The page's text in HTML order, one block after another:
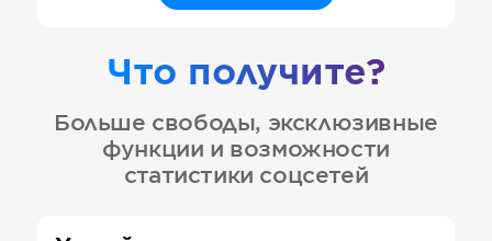
Что получите?
Больше свободы, эксклюзивные
функции и возможности
статистики соцсетей